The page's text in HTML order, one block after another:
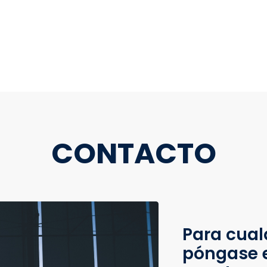
CONTACTO
Para
póngase